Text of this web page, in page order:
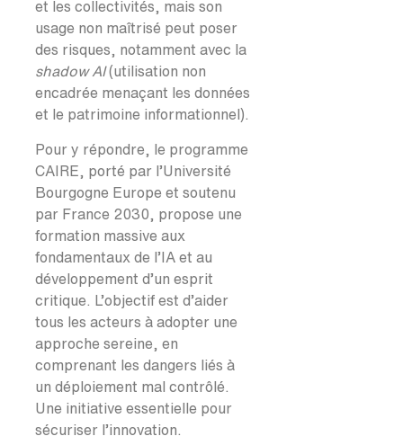
et les collectivités, mais son
usage non maîtrisé peut poser
des risques, notamment avec la
shadow AI(utilisation non
encadrée menaçant les données
et le patrimoine informationnel).
Pour y répondre, le programme
CAIRE, porté par l’Université
Bourgogne Europe et soutenu
par France 2030, propose une
formation massive aux
fondamentaux de l’IA et au
développement d’un esprit
critique. L’objectif est d’aider
tous les acteurs à adopter une
approche sereine, en
comprenant les dangers liés à
un déploiement mal contrôlé.
Une initiative essentielle pour
sécuriser l’innovation.